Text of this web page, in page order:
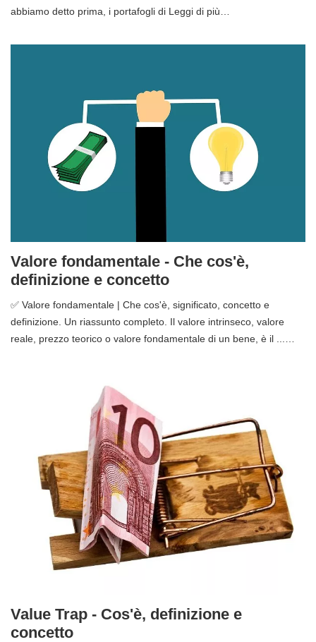
abbiamo detto prima, i portafogli di Leggi di più…
Valore fondamentale - Che cos'è,
definizione e concetto
✅ Valore fondamentale | Che cos'è, significato, concetto e
definizione. Un riassunto completo. Il valore intrinseco, valore
reale, prezzo teorico o valore fondamentale di un bene, è il ...…
Value Trap - Cos'è, definizione e
concetto